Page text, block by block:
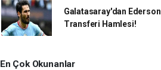
Galatasaray'dan Ederson
Transferi Hamlesi!
En Çok Okunanlar